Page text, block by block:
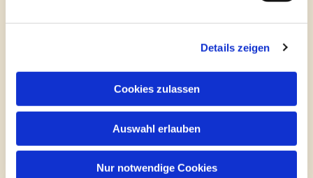
Details zeigen
Cookies zulassen
Auswahl erlauben
Nur notwendige Cookies
Mail:gemeindeamt@kirche-steinhagen.de
Kontakt und Öffnungszeiten
Gemeinde- und Friedhofsamt
Montag: geschlossen
Dienstag bis Freitag: 9 - 12 Uhr
Nachmittags nach Vereinbarung